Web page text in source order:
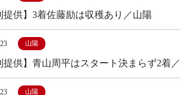
提供】3着佐藤励は収穫あり／山陽
山陽
提供】青山周平はスタート決まらず2着
山陽